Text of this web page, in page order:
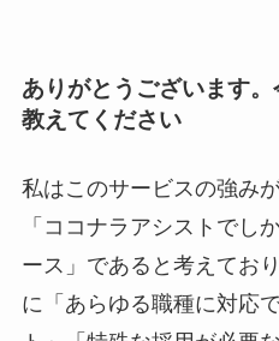
ありがとうございます
教えてください
私はこのサービスの強み
「ココナラアシストでし
ース」であると考えてお
に「あらゆる職種に対応